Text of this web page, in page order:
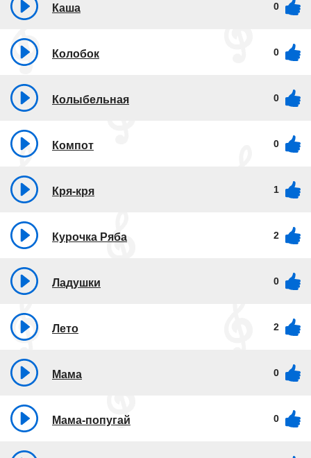
Каша 0
Колобок 0
Колыбельная 0
Компот 0
Кря-кря 1
Курочка Ряба 2
Ладушки 0
Лето 2
Мама 0
Мама-попугай 0